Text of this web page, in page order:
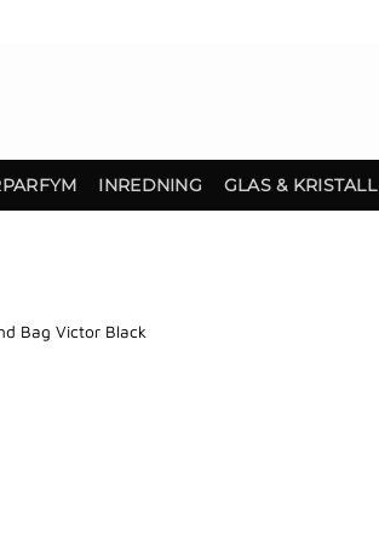
INREDNING GLAS & KRISTALL